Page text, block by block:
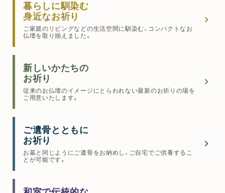
暮らしに馴染む
身近なお祈り
ご家庭のリビングなどの生活空間に馴染む、コンパクトなお
仏壇を取り揃えました。
新しいかたちの
お祈り
従来のお仏壇のイメージにとらわれない最新のお祈りの場を
ご用意いたします。
ご遺骨とともに
お祈り
お墓と同じようにご遺骨をお納めし、ご自宅でご供養するこ
とが可能です。